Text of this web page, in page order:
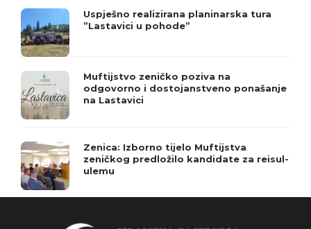
Uspješno realizirana planinarska tura
”Lastavici u pohode”
Muftijstvo zeničko poziva na
odgovorno i dostojanstveno ponašanje
na Lastavici
Zenica: Izborno tijelo Muftijstva
zeničkog predložilo kandidate za reisul-
ulemu